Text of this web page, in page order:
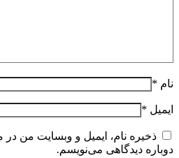
نام *
ایمیل *
ذخیره نام، ایمیل و وبسایت من
دوباره دیدگاهی می‌نویسم.